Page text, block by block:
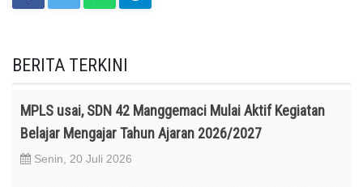
BERITA TERKINI
MPLS usai, SDN 42 Manggemaci Mulai Aktif Kegiatan
Belajar Mengajar Tahun Ajaran 2026/2027
Senin, 20 Juli 2026